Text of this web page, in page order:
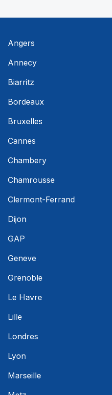
Angers
Annecy
Biarritz
Bordeaux
Bruxelles
Cannes
Chambery
Chamrousse
Clermont-Ferrand
Dijon
GAP
Geneve
Grenoble
Le Havre
Lille
Londres
Lyon
Marseille